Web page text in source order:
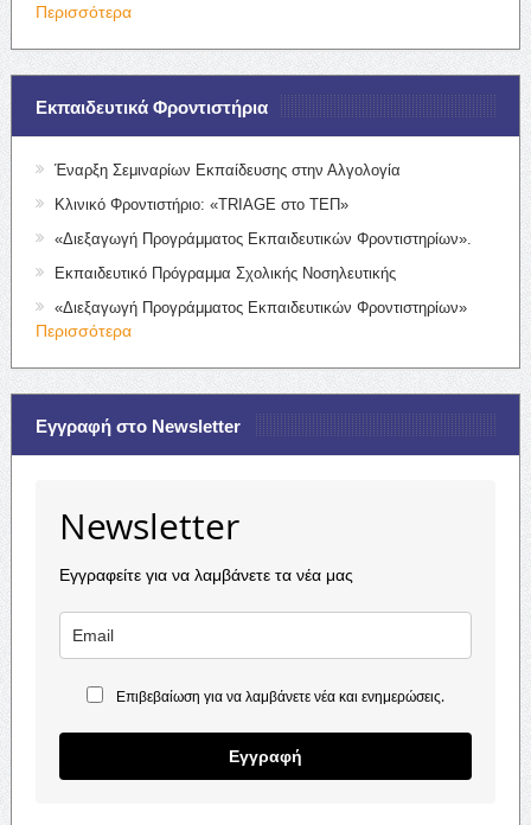
Περισσότερα
Εκπαιδευτικά Φροντιστήρια
Έναρξη Σεμιναρίων Εκπαίδευσης στην Αλγολογία
Κλινικό Φροντιστήριο: «TRIAGE στο ΤΕΠ»
«Διεξαγωγή Προγράμματος Εκπαιδευτικών Φροντιστηρίων».
Εκπαιδευτικό Πρόγραμμα Σχολικής Νοσηλευτικής
«Διεξαγωγή Προγράμματος Εκπαιδευτικών Φροντιστηρίων»
Περισσότερα
Εγγραφή στο Newsletter
Newsletter
Εγγραφείτε για να λαμβάνετε τα νέα μας
Επιβεβαίωση για να λαμβάνετε νέα και ενημερώσεις.
Εγγραφή